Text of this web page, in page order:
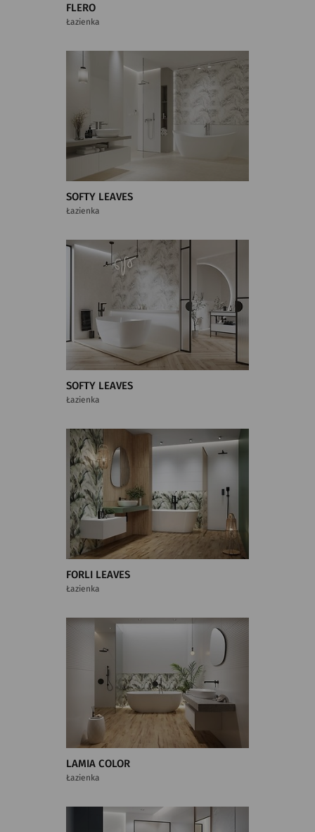
FLERO
Łazienka
SOFTY LEAVES
Łazienka
SOFTY LEAVES
Łazienka
FORLI LEAVES
Łazienka
LAMIA COLOR
Łazienka